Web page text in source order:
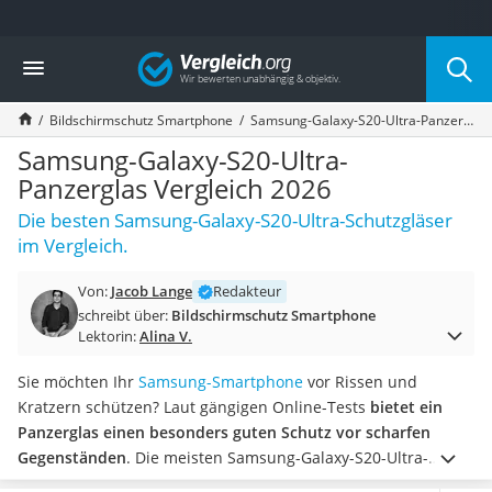
Die beliebtesten Vergleiche nach Kategorie
Elektronik
Powerstation
Monitor 32 Zoll 4K
Fernseher
Drucker
Desktop-PC
Monitor
Diascanner
Laser-Multifunktionsdrucker
Powerline-Adapter
Powerstation mit Solarpanel
Soundbar
17-Zoll-Laptop
Satellitenschüssel
Gaming-Headset
Schnurloses Telefon
Vergleich
Bildschirmschutz Smartphone Samsung-Galaxy-S20-Ultra-Panzerglas Vergleich 2026
Samsung-Galaxy-S20-Ultra-
Panzerglas Vergleich 2026
Die besten Samsung-Galaxy-S20-Ultra-Schutzgläser
im Vergleich.
Von: Jacob Lange
Redakteur
schreibt über: Bildschirmschutz Smartphone
Lektorin:Alina V.
Sie möchten Ihr Samsung-Smartphone vor Rissen und
Kratzern schützen? Laut gängigen Online-Tests bietet ein
Panzerglas einen besonders guten Schutz vor scharfen
Gegenständen. Die meisten Samsung-Galaxy-S20-Ultra-
Panzergläser sind kompatibel mit dem Fingerabdrucksensor